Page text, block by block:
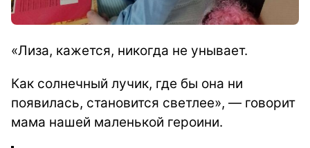
«Лиза, кажется, никогда не унывает.
Как солнечный лучик, где бы она ни
появилась, становится светлее», — говорит
мама нашей маленькой героини.